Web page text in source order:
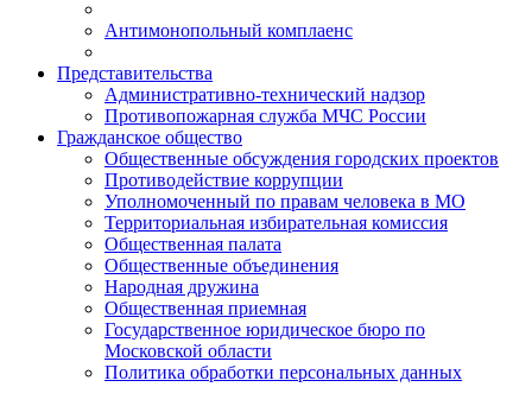
Антимонопольный комплаенс
Представительства
Административно-технический надзор
Противопожарная служба МЧС России
Гражданское общество
Общественные обсуждения городских проектов
Противодействие коррупции
Уполномоченный по правам человека в МО
Территориальная избирательная комиссия
Общественная палата
Общественные объединения
Народная дружина
Общественная приемная
Государственное юридическое бюро по
Московской области
Политика обработки персональных данных